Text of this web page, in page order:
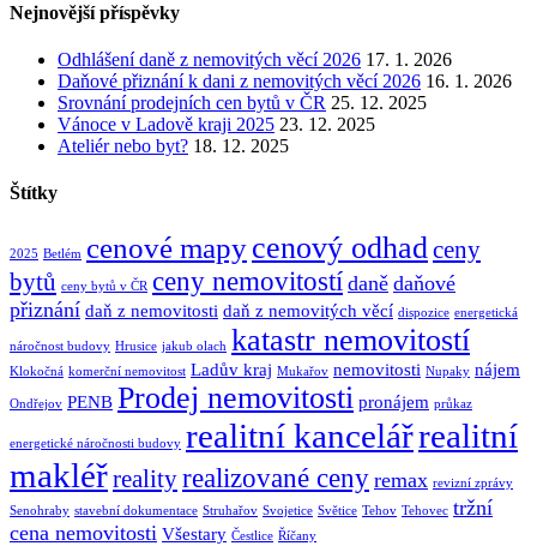
Nejnovější příspěvky
Odhlášení daně z nemovitých věcí 2026 17. 1. 2026
Daňové přiznání k dani z nemovitých věcí 2026 16. 1. 2026
Srovnání prodejních cen bytů v ČR 25. 12. 2025
Vánoce v Ladově kraji 2025 23. 12. 2025
Ateliér nebo byt? 18. 12. 2025
Štítky
2025 Betlém cenové mapycenový odhad ceny
bytů ceny bytů v ČR ceny nemovitostí daně daňové
přiznání daň z nemovitosti daň z nemovitých věcí dispozice energetická
náročnost budovy Hrusice jakub olach katastr nemovitostí
Klokočná komerční nemovitost Ladův kraj Mukařov nemovitosti Nupaky nájem
Ondřejov PENB Prodej nemovitosti pronájem průkaz
energetické náročnosti budovy realitní kancelářrealitní
makléřrealityrealizované ceny remax revizní zprávy
Senohraby stavební dokumentace Struhařov Svojetice Světice Tehov Tehovec tržní
cena nemovitosti Všestary Čestlice Říčany